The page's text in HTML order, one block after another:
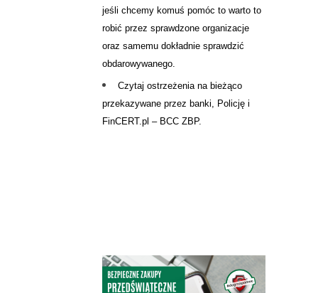
jeśli chcemy komuś pomóc to warto to
robić przez sprawdzone organizacje
oraz samemu dokładnie sprawdzić
obdarowywanego.
Czytaj ostrzeżenia na bieżąco
przekazywane przez banki, Policję i
FinCERT.pl – BCC ZBP.